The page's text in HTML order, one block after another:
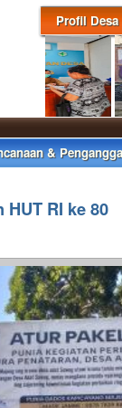
Profil Desa
&
RI ke 80